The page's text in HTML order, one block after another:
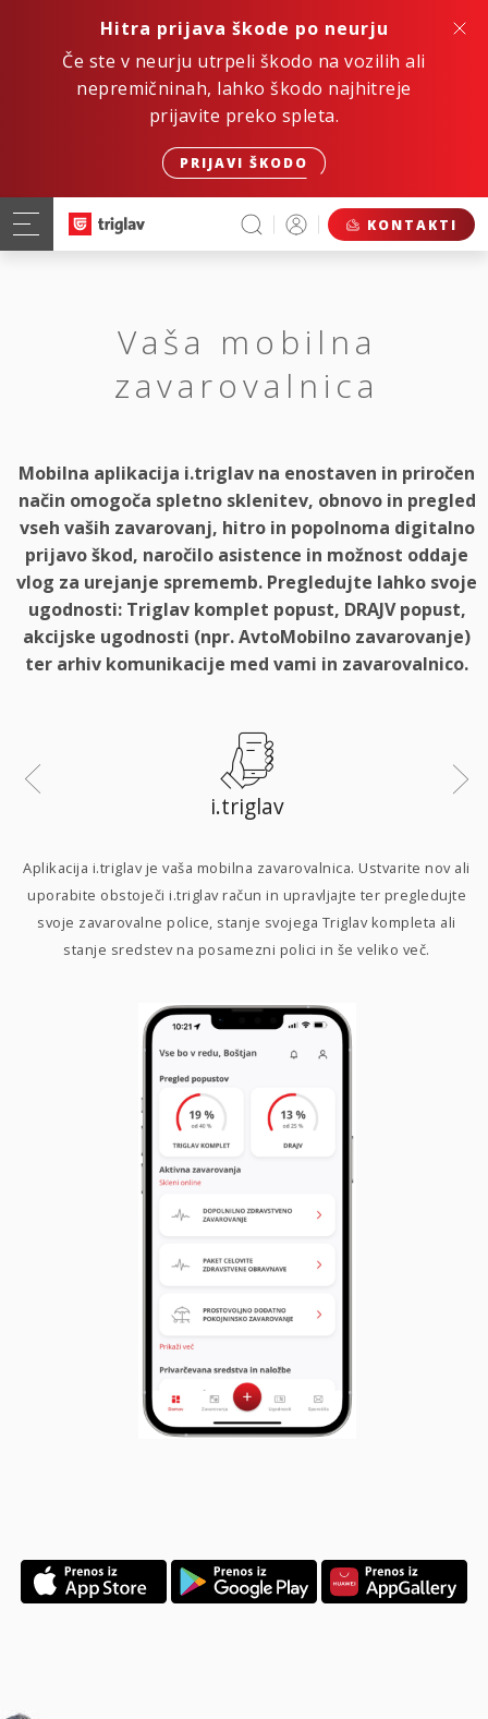
Hitra prijava škode po neurju
Če ste v neurju utrpeli škodo na vozilih ali
nepremičninah, lahko škodo najhitreje
prijavite preko spleta.
PRIJAVI ŠKODO
KONTAKTI
Vaša mobilna
zavarovalnica
Mobilna aplikacija i.triglav na enostaven in priročen
način omogoča spletno sklenitev, obnovo in pregled
vseh vaših zavarovanj, hitro in popolnoma digitalno
prijavo škod, naročilo asistence in možnost oddaje
vlog za urejanje sprememb. Pregledujte lahko svoje
ugodnosti: Triglav komplet popust, DRAJV popust,
akcijske ugodnosti (npr. AvtoMobilno zavarovanje)
ter arhiv komunikacije med vami in zavarovalnico.
i.triglav
Aplikacija i.triglav je vaša mobilna zavarovalnica. Ustvarite nov ali
uporabite obstoječi i.triglav račun in upravljajte ter pregledujte
svoje zavarovalne police, stanje svojega Triglav kompleta ali
stanje sredstev na posamezni polici in še veliko več.